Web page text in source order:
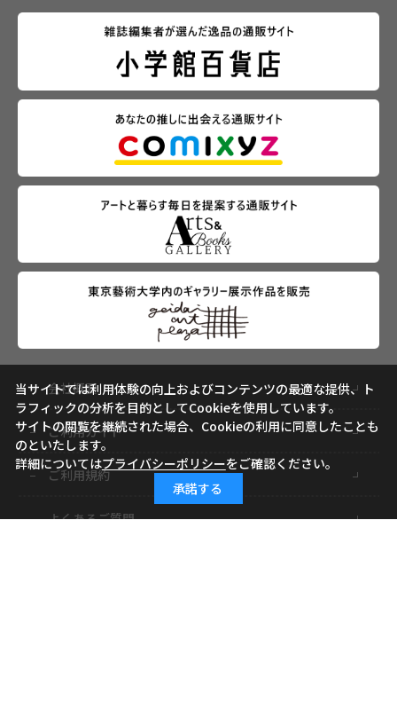
会社概要
ご利用ガイド
ご利用規約
よくあるご質問
当サイトでは利用体験の向上およびコンテンツの最適な提供、ト
ラフィックの分析を目的としてCookieを使用しています。
サイトの閲覧を継続された場合、Cookieの利用に同意したことも
のといたします。
詳細についてはプライバシーポリシーをご確認ください。
承諾する